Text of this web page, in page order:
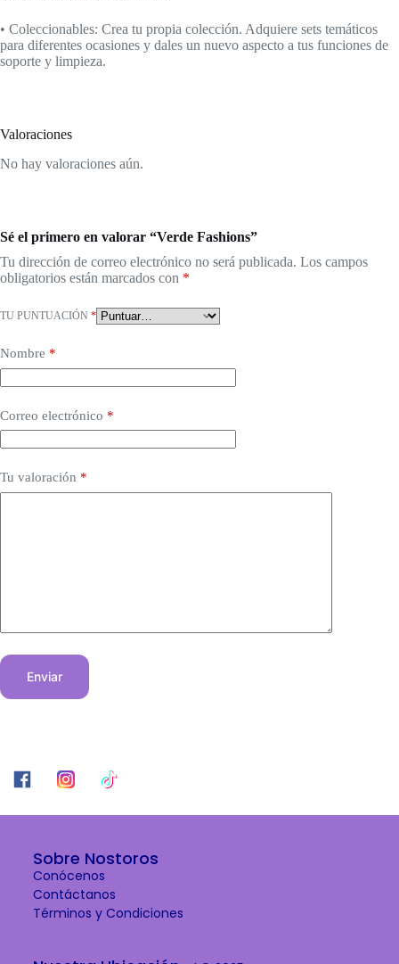
• Coleccionables: Crea tu propia colección. Adquiere sets temáticos
para diferentes ocasiones y dales un nuevo aspecto a tus funciones de
soporte y limpieza.
Valoraciones
No hay valoraciones aún.
Sé el primero en valorar “Verde Fashions”
Tu dirección de correo electrónico no será publicada. Los campos
obligatorios están marcados con *
TU PUNTUACIÓN *
Nombre *
Correo electrónico *
Tu valoración *
Enviar
Sobre Nostoros
Conócenos
Contáctanos
Términos y Condiciones